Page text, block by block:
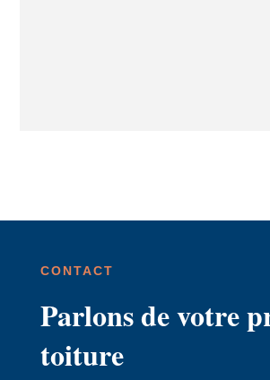
CONTACT
Parlons de votre
toiture